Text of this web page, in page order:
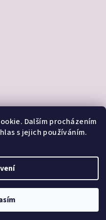
Dalším procházením
s jejich používáním.
Shoptet